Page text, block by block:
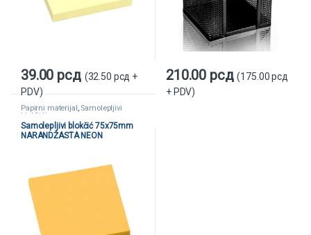
39.00 рсд (32.50 рсд +
PDV)
210.00 рсд (175.00рсд
+ PDV)
Papirni materijal , Samolepljivi
blokčići
Samolepljivi blokčić 75x75mm
NARANDŽASTA NEON